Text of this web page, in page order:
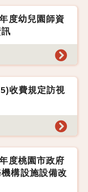
度幼兒園師資
收費規定訪視
度桃園市政府
構設施設備改